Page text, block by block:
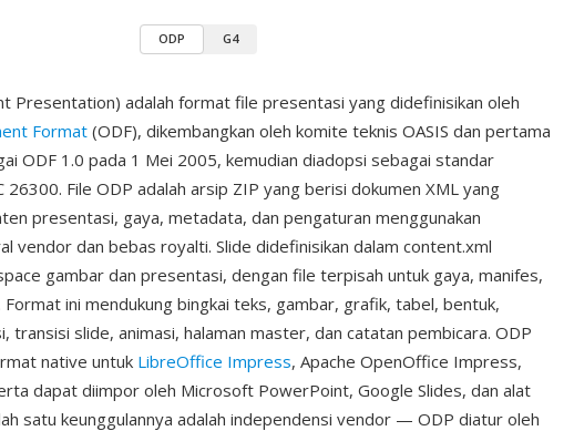
ODP G4
Presentation) adalah format file presentasi yang didefinisikan oleh
Format(ODF), dikembangkan oleh komite teknis OASIS dan pertama
ODF 1.0 pada 1 Mei 2005, kemudian diadopsi sebagai standar
26300. File ODP adalah arsip ZIP yang berisi dokumen XML yang
presentasi, gaya, metadata, dan pengaturan menggunakan
vendor dan bebas royalti. Slide didefinisikan dalam content.xml
gambar dan presentasi, dengan file terpisah untuk gaya, manifes,
ini mendukung bingkai teks, gambar, grafik, tabel, bentuk,
transisi slide, animasi, halaman master, dan catatan pembicara. ODP
native untuk LibreOffice Impress, Apache OpenOffice Impress,
dapat diimpor oleh Microsoft PowerPoint, Google Slides, dan alat
satu keunggulannya adalah independensi vendor — ODP diatur oleh